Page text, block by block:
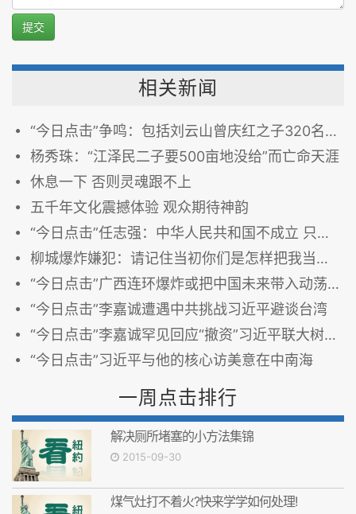
提交
相关新闻
“今日点击”争鸣：包括刘云山曾庆红之子320名官二代被（软禁）内控
杨秀珠：“江泽民二子要500亩地没给”而亡命天涯
休息一下 否则灵魂跟不上
五千年文化震撼体验 观众期待神韵
“今日点击”任志强：中华人民共和国不成立 只有政权
柳城爆炸嫌犯：请记住当初你们是怎样把我当傻子耍的
“今日点击”广西连环爆炸或把中国未来带入动荡年代
“今日点击”李嘉诚遭遇中共挑战习近平避谈台湾
“今日点击”李嘉诚罕见回应“撤资”习近平联大树立形象
“今日点击”习近平与他的核心访美意在中南海
一周点击排行
解决厕所堵塞的小方法集锦
2015-09-30
煤气灶打不着火?快来学学如何处理!